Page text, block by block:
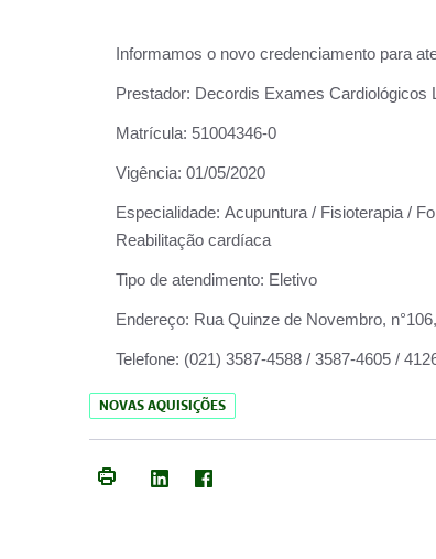
Informamos o novo credenciamento para
Prestador: Decordis Exames Cardiológicos
Matrícula: 51004346-0
Vigência: 01/05/2020
Especialidade: Acupuntura / Fisioterapia /
Reabilitação cardíaca
Tipo de atendimento: Eletivo
Endereço: Rua Quinze de Novembro,
Telefone: (021) 3587-4588 / 3587-4605 /
NOVAS AQUISIÇÕES